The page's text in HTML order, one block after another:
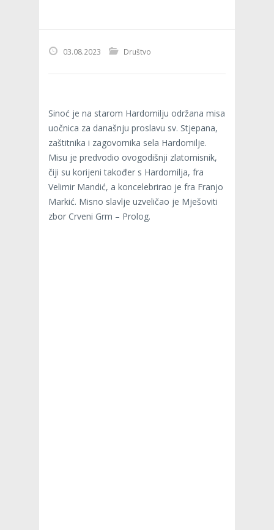
03.08.2023 Društvo
Sinoć je na starom Hardomilju održana misa
uočnica za današnju proslavu sv. Stjepana,
zaštitnika i zagovornika sela Hardomilje.
Misu je predvodio ovogodišnji zlatomisnik,
čiji su korijeni također s Hardomilja, fra
Velimir Mandić, a koncelebrirao je fra Franjo
Markić. Misno slavlje uzveličao je Mješoviti
zbor Crveni Grm – Prolog.